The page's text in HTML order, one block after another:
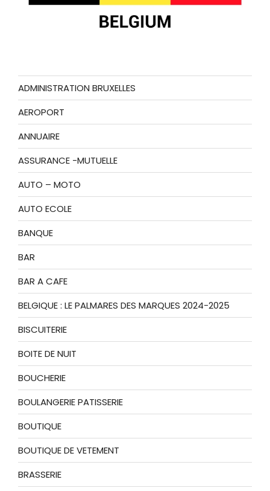
ADMINISTRATION BRUXELLES
AEROPORT
ANNUAIRE
ASSURANCE -MUTUELLE
AUTO – MOTO
AUTO ECOLE
BANQUE
BAR
BAR A CAFE
BELGIQUE : LE PALMARES DES MARQUES 2024-2025
BISCUITERIE
BOITE DE NUIT
BOUCHERIE
BOULANGERIE PATISSERIE
BOUTIQUE
BOUTIQUE DE VETEMENT
BRASSERIE